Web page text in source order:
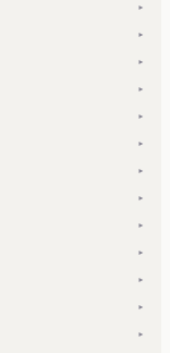
▾
▾
▾
▾
▾
▾
▾
▾
▾
▾
▾
▾
▾